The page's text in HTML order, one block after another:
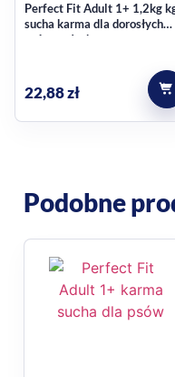
Perfect Fit Adult 1+ 1,2kg
sucha karma dla dorosłych
psów małych ras
22,88zł
Podobne